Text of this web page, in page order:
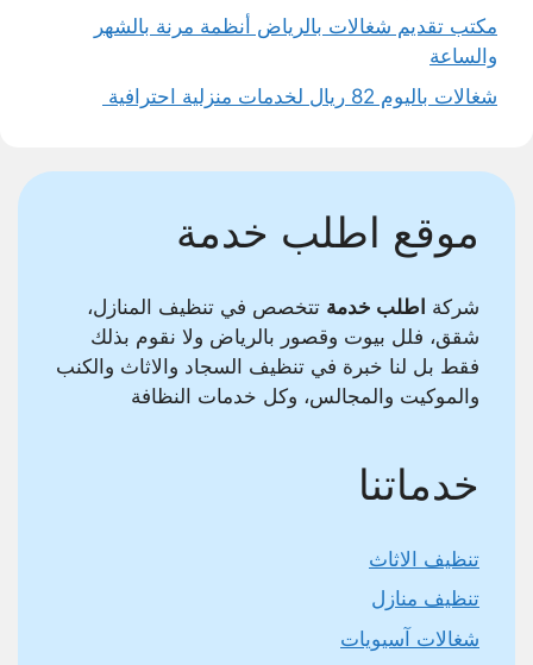
مكتب تقديم شغالات بالرياض أنظمة مرنة بالشهر
والساعة
شغالات باليوم 82 ريال لخدمات منزلية احترافية
موقع اطلب خدمة
شركة اطلب خدمة تتخصص في تنظيف المنازل،
شقق، فلل بيوت وقصور بالرياض ولا نقوم بذلك
فقط بل لنا خبرة في تنظيف السجاد والاثاث والكنب
والموكيت والمجالس، وكل خدمات النظافة
خدماتنا
تنظيف الاثاث
تنظيف منازل
شغالات آسيويات